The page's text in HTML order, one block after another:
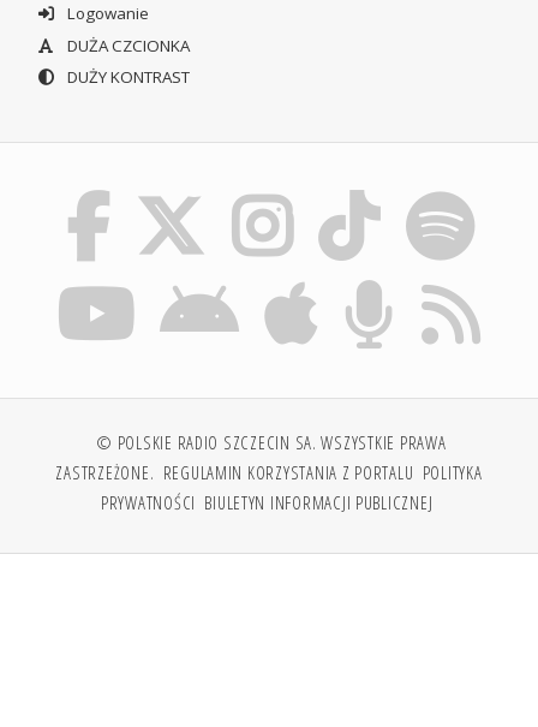
Logowanie
DUŻA CZCIONKA
DUŻY KONTRAST
© POLSKIE RADIO SZCZECIN SA. WSZYSTKIE PRAWA
ZASTRZEŻONE. REGULAMIN KORZYSTANIA Z PORTALU POLITYKA
PRYWATNOŚCI BIULETYN INFORMACJI PUBLICZNEJ